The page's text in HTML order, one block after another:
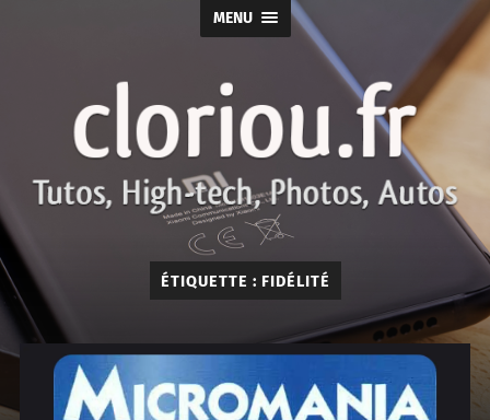
MENU
cloriou.fr
ÉTIQUETTE : FIDÉLITÉ